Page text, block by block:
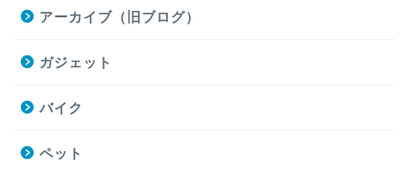
アーカイブ（旧ブログ）
ガジェット
バイク
ペット